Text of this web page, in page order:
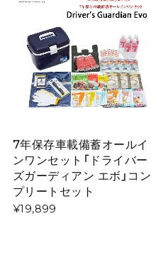
7年保存車載備蓄オールイ
ンワンセット「ドライバー
ズガーディアン エボ」コン
プリートセット
¥19,899